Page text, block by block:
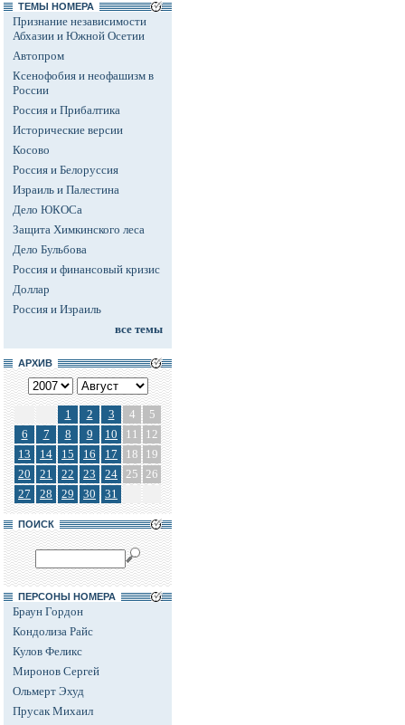
ТЕМЫ НОМЕРА
Признание независимости
Абхазии и Южной Осетии
Автопром
Ксенофобия и неофашизм в
России
Россия и Прибалтика
Исторические версии
Косово
Россия и Белоруссия
Израиль и Палестина
Дело ЮКОСа
Защита Химкинского леса
Дело Бульбова
Россия и финансовый кризис
Доллар
Россия и Израиль
все темы
АРХИВ
1 2 3 4
5
6
7 8 9 10 11
12
13
14 15 16 17 18
19
20
21 22 23 24 25 26
27
28 29 30 31
ПОИСК
ПЕРСОНЫ НОМЕРА
Браун Гордон
Кондолиза Райс
Кулов Феликс
Миронов Сергей
Ольмерт Эхуд
Прусак Михаил